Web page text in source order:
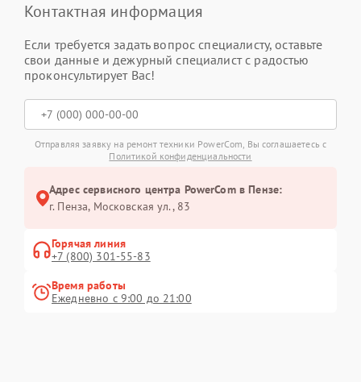
Контактная информация
Если требуется задать вопрос специалисту, оставьте
свои данные и дежурный специалист с радостью
проконсультирует Вас!
Отправляя заявку на ремонт техники PowerCom, Вы соглашаетесь с
Политикой конфиденциальности
Адрес сервисного центра PowerCom в Пензе:
г. Пенза, Московская ул., 83
Горячая линия
+7 (800) 301-55-83
Время работы
Ежедневно с 9:00 до 21:00